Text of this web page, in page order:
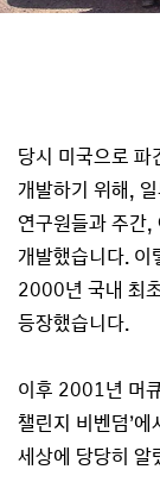
당시 미국으로 파
개발하기 위해,
연구원들과 주간,
개발했습니다. 이
2000년 국내 최
등장했습니다.
이후 2001년 머
챌린지 비벤덤’
세상에 당당히 알